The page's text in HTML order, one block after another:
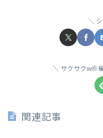
サクサクwifi
関連記事